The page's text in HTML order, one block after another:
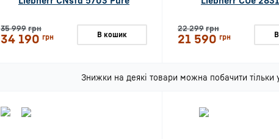
35 999грн
34 190 грн В кошик
22 299грн
21 590 грн
Знижки на деякі товари можна побачити тільки